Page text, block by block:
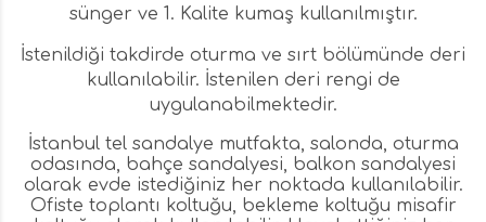
sünger ve 1. Kalite kumaş kullanılmıştır.
İstenildiği takdirde oturma ve sırt bölümünde deri
kullanılabilir. İstenilen deri rengi de
uygulanabilmektedir.
İstanbul tel sandalye mutfakta, salonda, oturma
odasında, bahçe sandalyesi, balkon sandalyesi
olarak evde istediğiniz her noktada kullanılabilir.
Ofiste toplantı koltuğu, bekleme koltuğu misafir